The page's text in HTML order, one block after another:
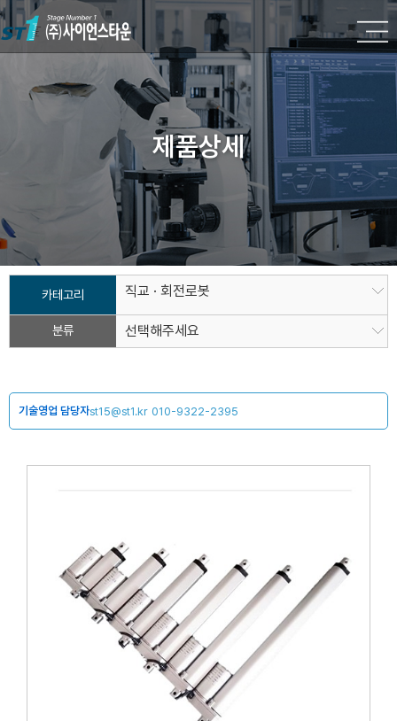
제품상세
카테고리 직교 · 회전로봇
분류 선택해주세요
기술영업 담당자st15@st1.kr 010-9322-2395